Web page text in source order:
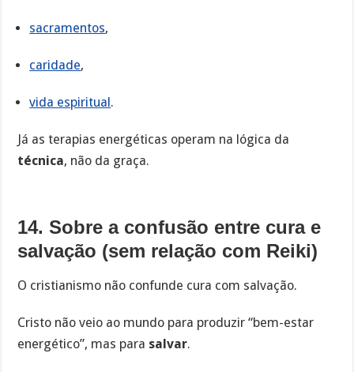
sacramentos,
caridade,
vida espiritual.
Já as terapias energéticas operam na lógica da
técnica, não da graça.
14. Sobre a confusão entre cura e
salvação (sem relação com Reiki)
O cristianismo não confunde cura com salvação.
Cristo não veio ao mundo para produzir “bem-estar
energético”, mas para salvar.